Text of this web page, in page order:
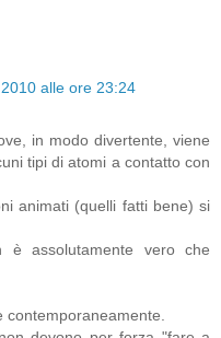
alle ore 23:24
in modo divertente, viene
tipi di atomi a contatto con
animati (quelli fatti bene) si
è assolutamente vero che